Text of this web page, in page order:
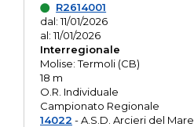
R2614001
dal: 11/01/2026
al: 11/01/2026
Interregionale
Molise: Termoli (CB)
18 m
O.R. Individuale
Campionato Regionale
14022 - A.S.D. Arcieri del Mare